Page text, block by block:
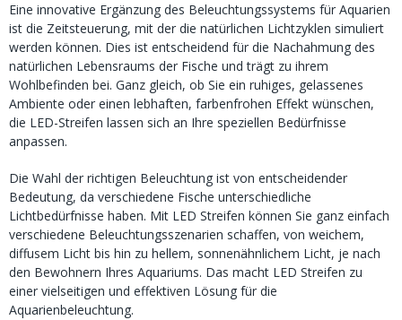
Eine innovative Ergänzung des Beleuchtungssystems für Aquarien
ist die Zeitsteuerung, mit der die natürlichen Lichtzyklen simuliert
werden können. Dies ist entscheidend für die Nachahmung des
natürlichen Lebensraums der Fische und trägt zu ihrem
Wohlbefinden bei. Ganz gleich, ob Sie ein ruhiges, gelassenes
Ambiente oder einen lebhaften, farbenfrohen Effekt wünschen,
die LED-Streifen lassen sich an Ihre speziellen Bedürfnisse
anpassen.
Die Wahl der richtigen Beleuchtung ist von entscheidender
Bedeutung, da verschiedene Fische unterschiedliche
Lichtbedürfnisse haben. Mit LED Streifen können Sie ganz einfach
verschiedene Beleuchtungsszenarien schaffen, von weichem,
diffusem Licht bis hin zu hellem, sonnenähnlichem Licht, je nach
den Bewohnern Ihres Aquariums. Das macht LED Streifen zu
einer vielseitigen und effektiven Lösung für die
Aquarienbeleuchtung.